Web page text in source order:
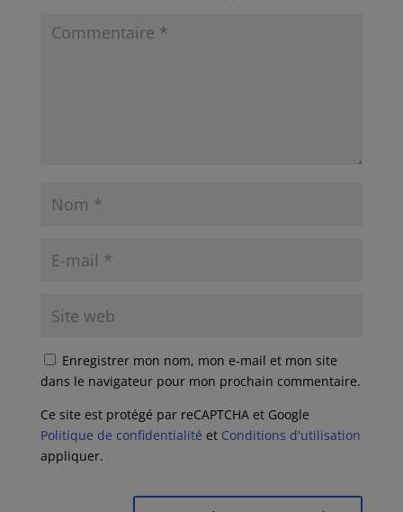
Enregistrer mon nom, mon e-mail et mon site
dans le navigateur pour mon prochain commentaire.
Ce site est protégé par reCAPTCHA et Google
Politique de confidentialité et Conditions d'utilisation
appliquer.